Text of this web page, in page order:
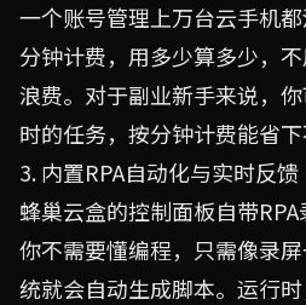
一个账号管理上万台云手机
分钟计费，用多少算多少，
浪费。对于副业新手来说，
时的任务，按分钟计费能省下
3. 内置RPA自动化与实时反馈
蜂巢云盒的控制面板自带RPA
你不需要懂编程，只需像录
统就会自动生成脚本。运行